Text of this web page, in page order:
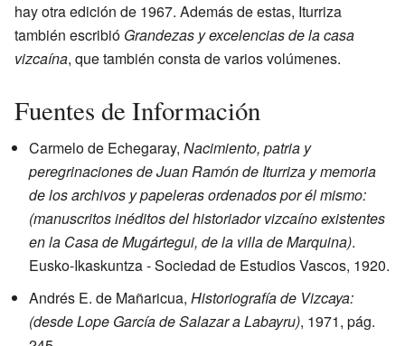
hay otra edición de 1967. Además de estas, Iturriza
también escribió Grandezas y excelencias de la casa
vizcaína, que también consta de varios volúmenes.
Fuentes de Información
Carmelo de Echegaray, Nacimiento, patria y
peregrinaciones de Juan Ramón de Iturriza y memoria
de los archivos y papeleras ordenados por él mismo:
(manuscritos inéditos del historiador vizcaíno existentes
en la Casa de Mugártegui, de la villa de Marquina).
Eusko-Ikaskuntza - Sociedad de Estudios Vascos, 1920.
Andrés E. de Mañaricua, Historiografía de Vizcaya:
(desde Lope García de Salazar a Labayru), 1971, pág.